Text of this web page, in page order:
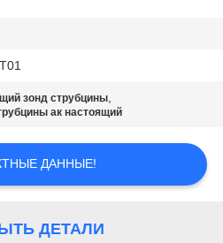
зонд струбцины,
ак настоящий
ДАННЫЕ!
ДЕТАЛИ